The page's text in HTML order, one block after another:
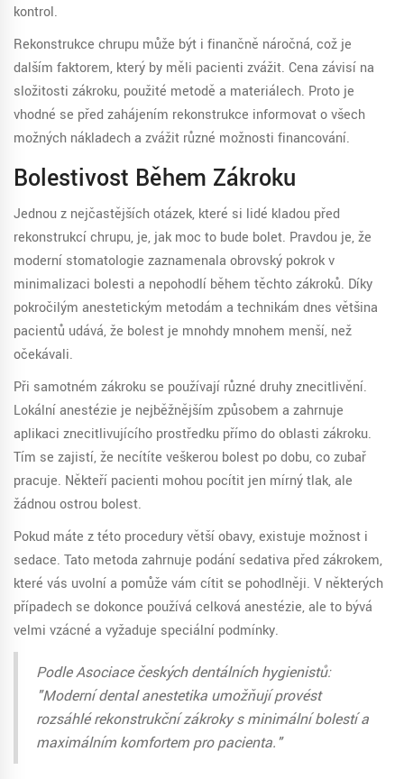
kontrol.
Rekonstrukce chrupu může být i finančně náročná, což je
dalším faktorem, který by měli pacienti zvážit. Cena závisí na
složitosti zákroku, použité metodě a materiálech. Proto je
vhodné se před zahájením rekonstrukce informovat o všech
možných nákladech a zvážit různé možnosti financování.
Bolestivost Během Zákroku
Jednou z nejčastějších otázek, které si lidé kladou před
rekonstrukcí chrupu, je, jak moc to bude bolet. Pravdou je, že
moderní stomatologie zaznamenala obrovský pokrok v
minimalizaci bolesti a nepohodlí během těchto zákroků. Díky
pokročilým anestetickým metodám a technikám dnes většina
pacientů udává, že bolest je mnohdy mnohem menší, než
očekávali.
Při samotném zákroku se používají různé druhy znecitlivění.
Lokální anestézie je nejběžnějším způsobem a zahrnuje
aplikaci znecitlivujícího prostředku přímo do oblasti zákroku.
Tím se zajistí, že necítíte veškerou bolest po dobu, co zubař
pracuje. Někteří pacienti mohou pocítit jen mírný tlak, ale
žádnou ostrou bolest.
Pokud máte z této procedury větší obavy, existuje možnost i
sedace. Tato metoda zahrnuje podání sedativa před zákrokem,
které vás uvolní a pomůže vám cítit se pohodlněji. V některých
případech se dokonce používá celková anestézie, ale to bývá
velmi vzácné a vyžaduje speciální podmínky.
Podle Asociace českých dentálních hygienistů:
"Moderní dental anestetika umožňují provést
rozsáhlé rekonstrukční zákroky s minimální bolestí a
maximálním komfortem pro pacienta."